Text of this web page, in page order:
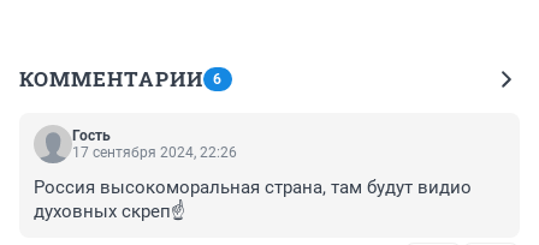
КОММЕНТАРИИ 6
Гость
17 сентября 2024, 22:26
Россия высокоморальная страна, там будут видио
духовных скреп☝️